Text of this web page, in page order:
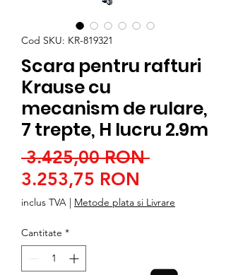
Cod SKU: KR-819321
Scara pentru rafturi
Krause cu
mecanism de rulare,
7 trepte, H lucru 2.9m
3.425,00 RON Preț
3.253,75 RON
redus
inclus TVA | Metode plata si Livrare
Cantitate *